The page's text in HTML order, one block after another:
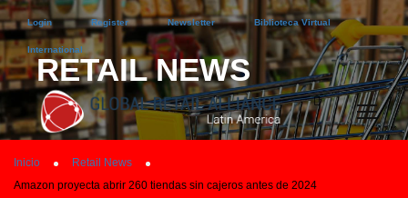
Login Register Newsletter Biblioteca Virtual
International
RETAIL NEWS
Inicio
Retail News
Amazon proyecta abrir 260 tiendas sin cajeros antes de 2024